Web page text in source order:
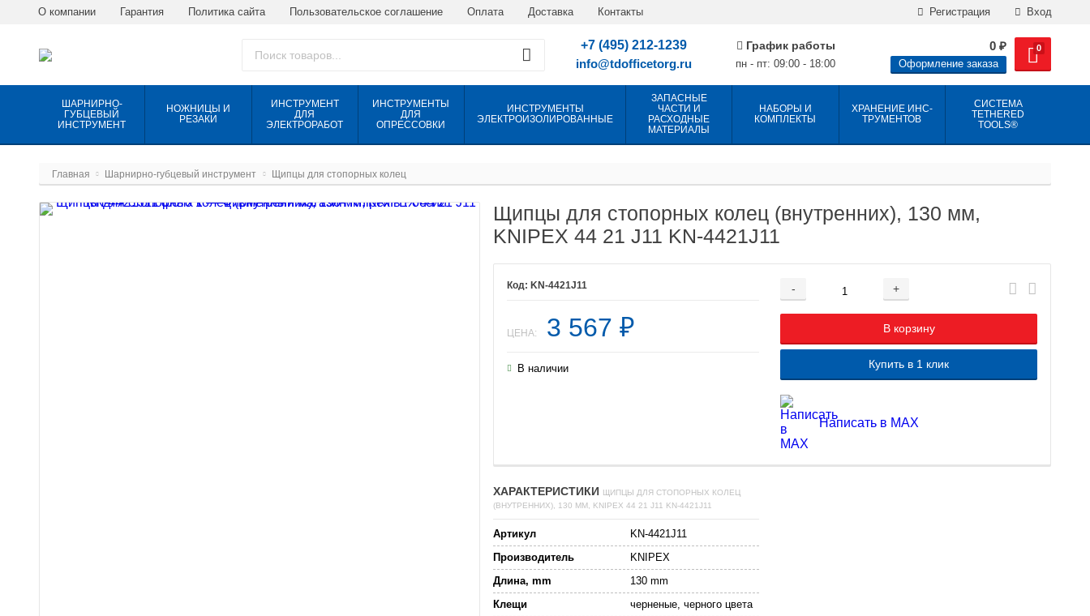
О компании Гарантия Политика сайта Пользовательское соглашение Оплата Доставка Контакты Регистрация Вход
+7 (495) 212-1239
info@tdofficetorg.ru
График работы
пн - пт: 09:00 - 18:00
0
0 ₽
Оформление заказа
ШАРНИРНО-
ГУБЦЕВЫЙ
ИНСТРУМЕНТ
НОЖНИЦЫ И
РЕЗАКИ
ИНСТРУМЕНТ
ДЛЯ
ЭЛЕКТРОРАБОТ
ИНСТРУМЕНТЫ
ДЛЯ
ОПРЕССОВКИ
ИНСТРУМЕНТЫ
ЭЛЕКТРОИЗОЛИРОВАННЫЕ
ЗАПАСНЫЕ
ЧАСТИ И
РАСХОДНЫЕ
МАТЕРИАЛЫ
НАБОРЫ И
КОМПЛЕКТЫ
ХРАНЕНИЕ ИНС­
ТРУ­МЕН­ТОВ
СИСТЕМА
TETHERED
TOOLS®
Главная Шарнирно-губцевый инструмент Щипцы для стопорных колец
Щипцы для стопорных колец (внутренних), 130 мм,
KNIPEX 44 21 J11 KN-4421J11
- +
Добавляется...
В корзину
Добавлен
Купить в 1 клик
Написать в MAX
KN-4421J11
ЦЕНА: 3 567 ₽
В наличии
ХАРАКТЕРИСТИКИ ЩИПЦЫ ДЛЯ СТОПОРНЫХ КОЛЕЦ
(ВНУТРЕННИХ), 130 ММ, KNIPEX 44 21 J11 KN-4421J11
Артикул
KN-4421J11
Производитель
KNIPEX
Длина, mm
130 mm
Клещи
черненые, черного цвета